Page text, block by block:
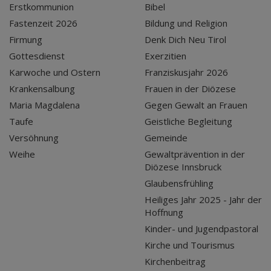
Erstkommunion
Fastenzeit 2026
Firmung
Gottesdienst
Karwoche und Ostern
Krankensalbung
Maria Magdalena
Taufe
Versöhnung
Weihe
Bibel
Bildung und Religion
Denk Dich Neu Tirol
Exerzitien
Franziskusjahr 2026
Frauen in der Diözese
Gegen Gewalt an Frauen
Geistliche Begleitung
Gemeinde
Gewaltprävention in der
Diözese Innsbruck
Glaubensfrühling
Heiliges Jahr 2025 - Jahr der
Hoffnung
Kinder- und Jugendpastoral
Kirche und Tourismus
Kirchenbeitrag